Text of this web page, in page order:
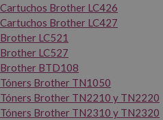
Cartuchos Brother LC426
Cartuchos Brother LC427
Brother LC521
Brother LC527
Brother BTD108
Tóners Brother TN1050
Tóners Brother TN2210 y TN2220
Tóners Brother TN2310 y TN2320